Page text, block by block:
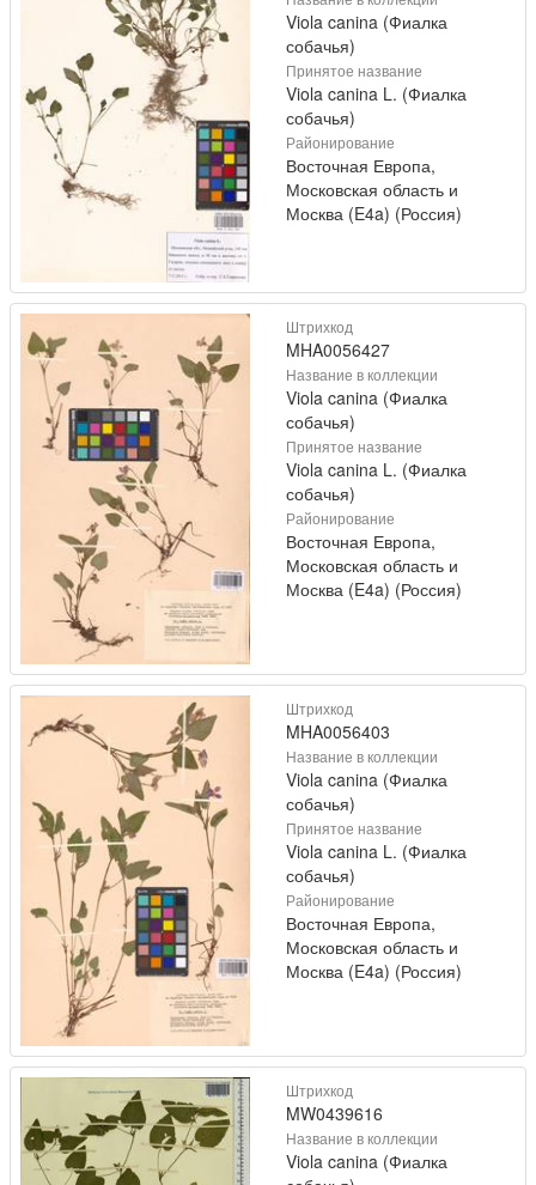
Viola canina (Фиалка
собачья)
Принятое название
Viola canina L. (Фиалка
собачья)
Районирование
Восточная Европа,
Московская область и
Москва (E4a) (Россия)
Штрихкод
MHA0056427
Название в коллекции
Viola canina (Фиалка
собачья)
Принятое название
Viola canina L. (Фиалка
собачья)
Районирование
Восточная Европа,
Московская область и
Москва (E4a) (Россия)
Штрихкод
MHA0056403
Название в коллекции
Viola canina (Фиалка
собачья)
Принятое название
Viola canina L. (Фиалка
собачья)
Районирование
Восточная Европа,
Московская область и
Москва (E4a) (Россия)
Штрихкод
MW0439616
Название в коллекции
Viola canina (Фиалка